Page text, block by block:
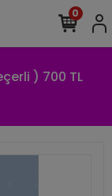
) 700 TL
0